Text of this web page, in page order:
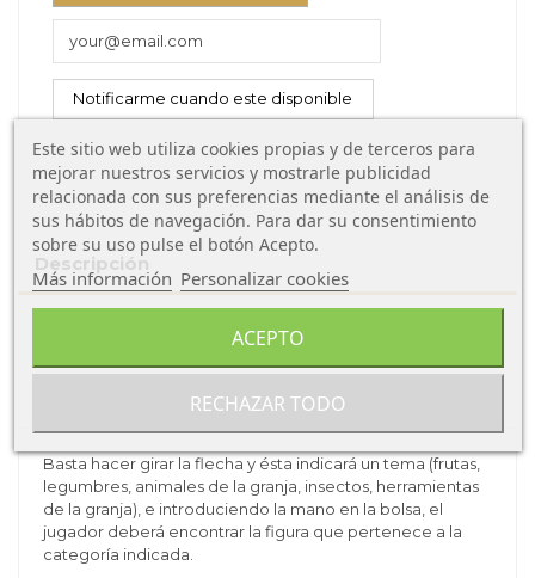
Descripción
Basta hacer girar la flecha y ésta indicará un tema (frutas,
legumbres, animales de la granja, insectos, herramientas
de la granja), e introduciendo la mano en la bolsa, el
jugador deberá encontrar la figura que pertenece a la
categoría indicada.
Este sitio web utiliza cookies propias y de terceros para
mejorar nuestros servicios y mostrarle publicidad
relacionada con sus preferencias mediante el análisis de
sus hábitos de navegación. Para dar su consentimiento
sobre su uso pulse el botón Acepto.
Más información Personalizar cookies
RECHAZAR TODO
ACEPTO